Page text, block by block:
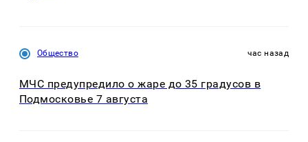
Общество час назад
МЧС предупредило о жаре до 35 градусов в
Подмосковье 7 августа